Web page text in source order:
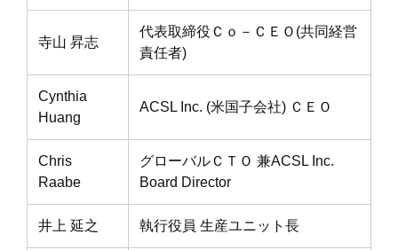
寺山 昇志
代表取締役Ｃｏ－ＣＥＯ(共同経営
責任者)
Cynthia
Huang
ACSL Inc. (米国子会社) ＣＥＯ
Chris
Raabe
グローバルＣＴＯ 兼ACSL Inc.
Board Director
井上 延之 執行役員 生産ユニット長